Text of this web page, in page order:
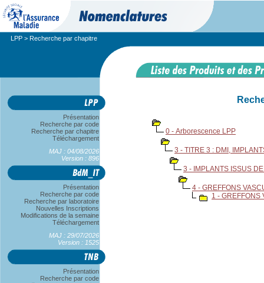
LPP > Recherche par chapitre
Présentation
Recherche par code
Recherche par chapitre
Téléchargement
MAJ : 04/08/2026
Version : 896
Présentation
Recherche par code
Recherche par laboratoire
Nouvelles Inscriptions
Modifications de la semaine
Téléchargement
MAJ : 29/07/2026
Version : 1525
Présentation
Recherche par code
0 - Arborescence LPP
3 - TITRE 3 : DMI,
3 - IMPLANTS ISSUS
4 - GREFFONS
1 - GREFFONS